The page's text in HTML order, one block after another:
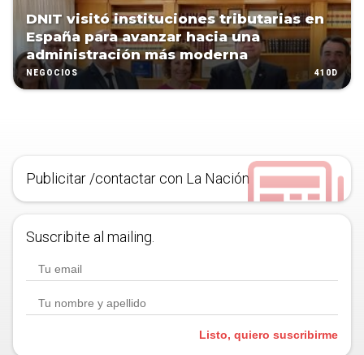
DNIT visitó instituciones tributarias en
España para avanzar hacia una
administración más moderna
NEGOCIOS 410D
Publicitar /contactar con La Nación
Suscribite al mailing.
Listo, quiero suscribirme